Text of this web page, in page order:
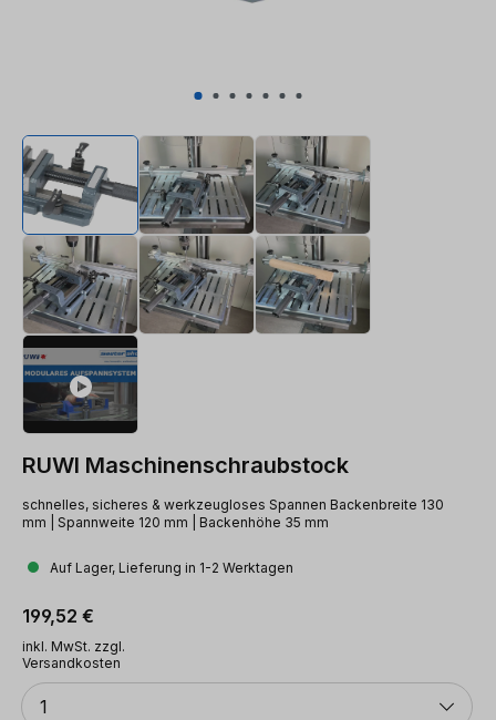
RUWI Maschinenschraubstock
schnelles, sicheres & werkzeugloses Spannen Backenbreite 130
mm | Spannweite 120 mm | Backenhöhe 35 mm
Auf Lager, Lieferung in 1-2 Werktagen
Regulärer Preis:
199,52 €
inkl. MwSt. zzgl.
Versandkosten
Anzahl
1